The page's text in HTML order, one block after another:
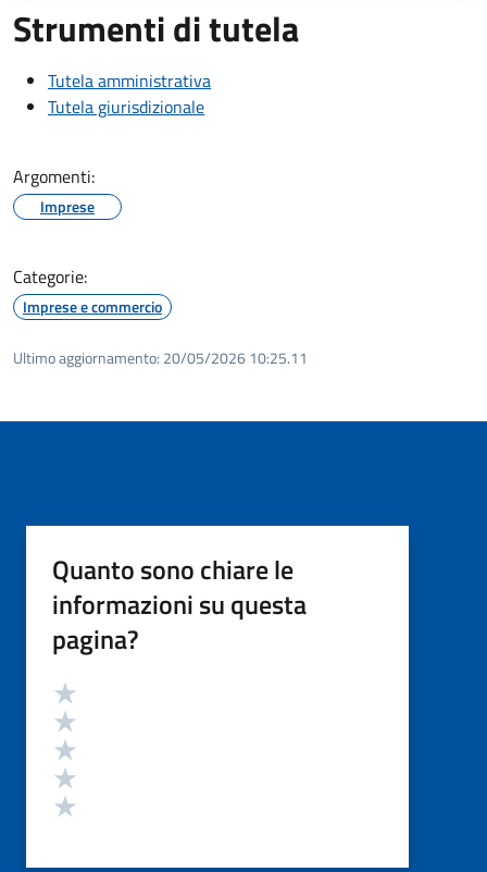
Strumenti di tutela
Tutela amministrativa
Tutela giurisdizionale
Argomenti:
Imprese
Categorie:
Imprese e commercio
Ultimo aggiornamento: 20/05/2026 10:25.11
Quanto sono chiare le
informazioni su questa
pagina?
Valutazione